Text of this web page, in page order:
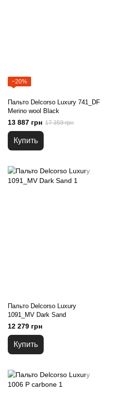
−20%
Пальто Delcorso Luxury 741_DF
Merino wool Black
13 887 грн 17 359 грн
Купить
Пальто Delcorso Luxury
1091_MV Dark Sand
12 279 грн
Купить